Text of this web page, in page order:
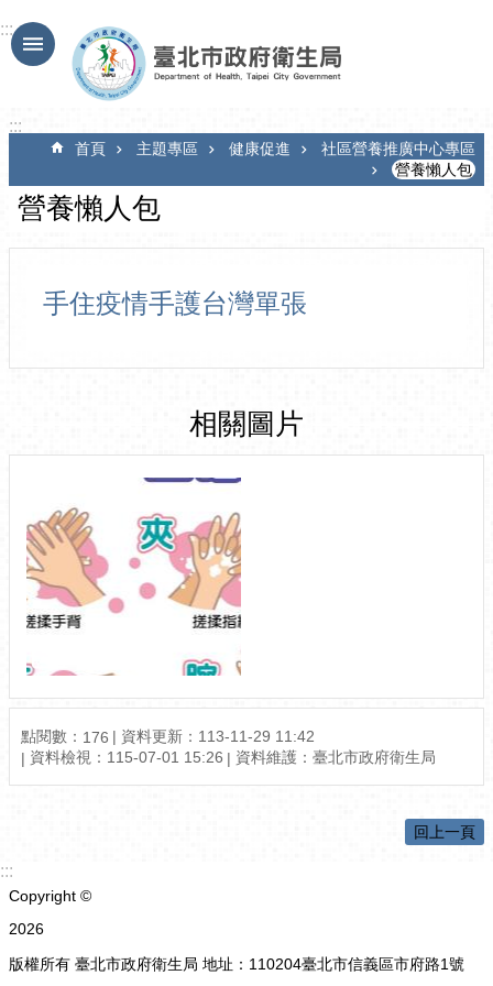
跳到主要內容區塊
:::
:::
首頁 主題專區 健康促進
社區營養推廣中心專區
營養懶人包
營養懶人包
手住疫情手護台灣單張
相關圖片
點閱數： 176
資料更新：113-11-29 11:42
資料檢視：115-07-01 15:26
資料維護：臺北市政府衛生局
回上一頁
:::
Copyright ©
2026
版權所有 臺北市政府衛生局 地址：110204臺北市信義區市府路1號